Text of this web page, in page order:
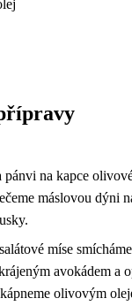
pánvi na kapce
máslovou dýni
míse
avokádem a
olivovým